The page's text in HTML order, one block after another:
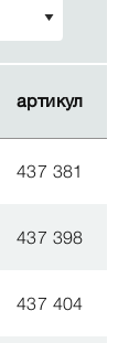
артикул
артикул
437 381
437 398
437 404